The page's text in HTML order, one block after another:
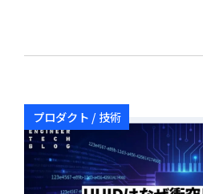
プロダクト / 技術